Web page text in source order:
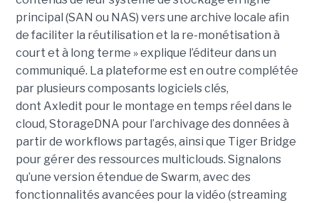
principal (SAN ou NAS) vers une archive locale afin
de faciliter la réutilisation et la re-monétisation à
court et à long terme » explique l’éditeur dans un
communiqué. La plateforme est en outre complétée
par plusieurs composants logiciels clés,
dont Axledit pour le montage en temps réel dans le
cloud, StorageDNA pour l’archivage des données à
partir de workflows partagés, ainsi que Tiger Bridge
pour gérer des ressources multiclouds. Signalons
qu’une version étendue de Swarm, avec des
fonctionnalités avancées pour la vidéo (streaming